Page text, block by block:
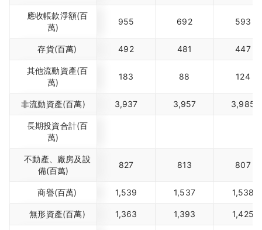
應收帳款淨額(百
萬)
955 692 593
存貨(百萬) 492 481 447
其他流動資產(百
萬)
183 88 124
非流動資產(百萬) 3,937 3,957 3,985
長期投資合計(百
萬)
不動產、廠房及設
備(百萬)
827 813 807
商譽(百萬) 1,539 1,537 1,538
無形資產(百萬) 1,363 1,393 1,425